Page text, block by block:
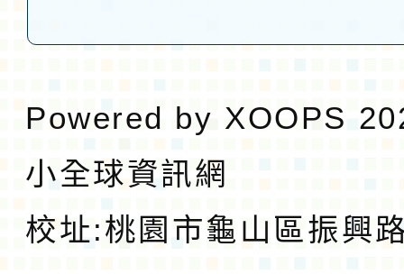
Powered by XOOPS
小全球資訊網
校址:桃園市龜山區振興